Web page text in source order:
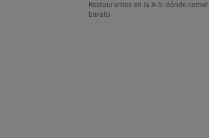
Restaurantes en la A-5: dónde
barato